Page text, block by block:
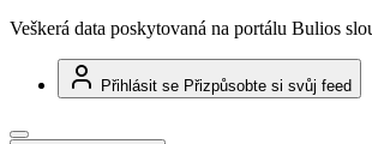
Veškerá data poskytovaná na portálu Bulios
Přihlásit se Přizpůsobte si svůj feed